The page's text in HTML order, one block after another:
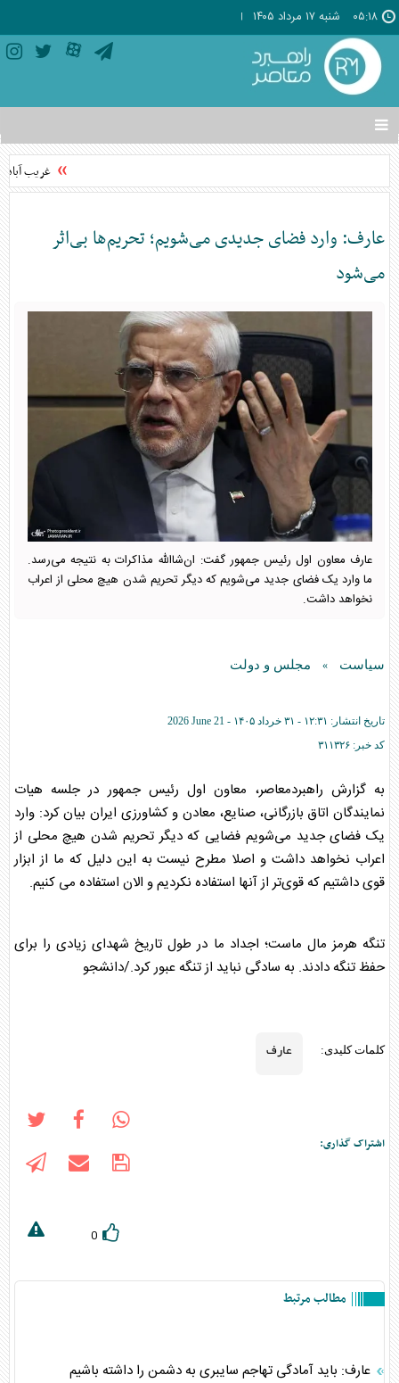
۰۵:۱۸ شنبه ۱۷ مرداد ۱۴۰۵
تغییر
وضعیت
منوی
ها
غریب
عارف: وارد فضای جدیدی می‌شویم؛ تحریم‌ها بی‌اثر
می‌شود
عارف معاون اول رئیس جمهور گفت: ان‌شاالله مذاکرات به نتیجه می‌رسد.
ما وارد یک فضای جدید می‌شویم که دیگر تحریم شدن هیچ محلی از اعراب
نخواهد داشت.
سیاست » مجلس و دولت
تاریخ انتشار: ۱۲:۳۱ - ۳۱ خرداد ۱۴۰۵ -
2026 June 21
کد خبر: ۳۱۱۳۲۶
به گزارش راهبردمعاصر، معاون اول رئیس جمهور در جلسه هیات
نمایندگان اتاق بازرگانی، صنایع، معادن و کشاورزی ایران بیان کرد: وارد
یک فضای جدید می‌شویم فضایی که دیگر تحریم شدن هیچ محلی از
اعراب نخواهد داشت و اصلا مطرح نیست به این دلیل که ما از ابزار
قوی داشتیم که قوی‌تر از آنها استفاده نکردیم و الان استفاده می کنیم.
تنگه هرمز مال ماست؛ اجداد ما در طول تاریخ شهدای زیادی را برای
حفظ تنگه دادند. به سادگی نباید از تنگه عبور کرد./دانشجو
کلمات کلیدی: عارف
اشتراک گذاری:
0
مطالب مرتبط
عارف: باید آمادگی تهاجم سایبری به دشمن را داشته باشیم